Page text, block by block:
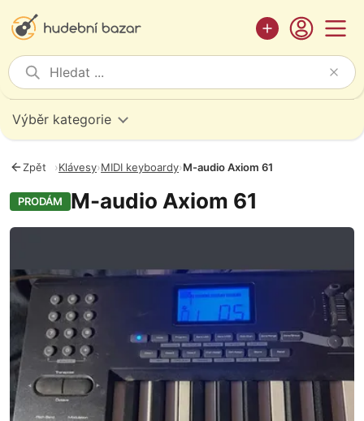
Výběr kategorie
Zpět ›Klávesy›MIDI keyboardy›M-audio Axiom 61
PRODÁM M-audio Axiom 61
Fotografie